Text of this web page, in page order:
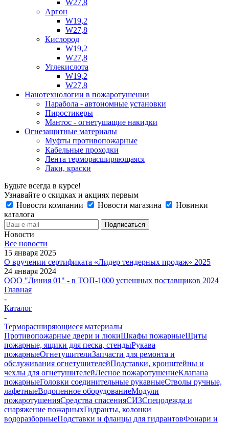
W27,8
Аргон
W19,2
W27,8
Кислород
W19,2
W27,8
Углекислота
W19,2
W27,8
Нанотехнологии в пожаротушении
Парабола - автономные установки
Пиростикеры
Мантос - огнетушащие накидки
Огнезащитные материалы
Муфты противопожарные
Кабельные проходки
Лента терморасширяющаяся
Лаки, краски
Будьте всегда в курсе!
Узнавайте о скидках и акциях первым
Новости компании
Новости магазина
Новинки
каталога
Новости
Все новости
15 января 2025
О вручении сертификата «Лидер тендерных продаж» 2025
24 января 2024
ООО "Линия 01" - в ТОП-1000 успешных поставщиков 2024
Главная
-
Каталог
-
Терморасширяющиеся материалы
Противопожарные двери и люкиШкафы пожарныеЩиты
пожарные, ящики для песка, стендыРукава
пожарныеОгнетушителиЗапчасти для ремонта и
обслуживания огнетушителейПодставки, кронштейны и
чехлы для огнетушителейЛесное пожаротушениеКлапана
пожарныеГоловки соединительные рукавныеСтволы ручные,
лафетныеВодопенное оборудованиеМодули
пожаротушенияСредства спасенияСИЗСпецодежда и
снаряжение пожарныхГидранты, колонки
водоразборныеПодставки и фланцы для гидрантовФонари и